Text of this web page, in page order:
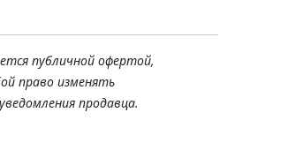
публичной офертой,
право изменять
продавца.